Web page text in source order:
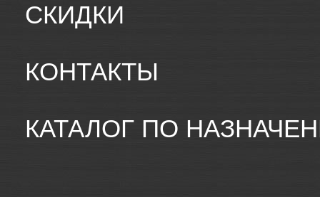
СКИДКИ
КОНТАКТЫ
КАТАЛОГ ПО